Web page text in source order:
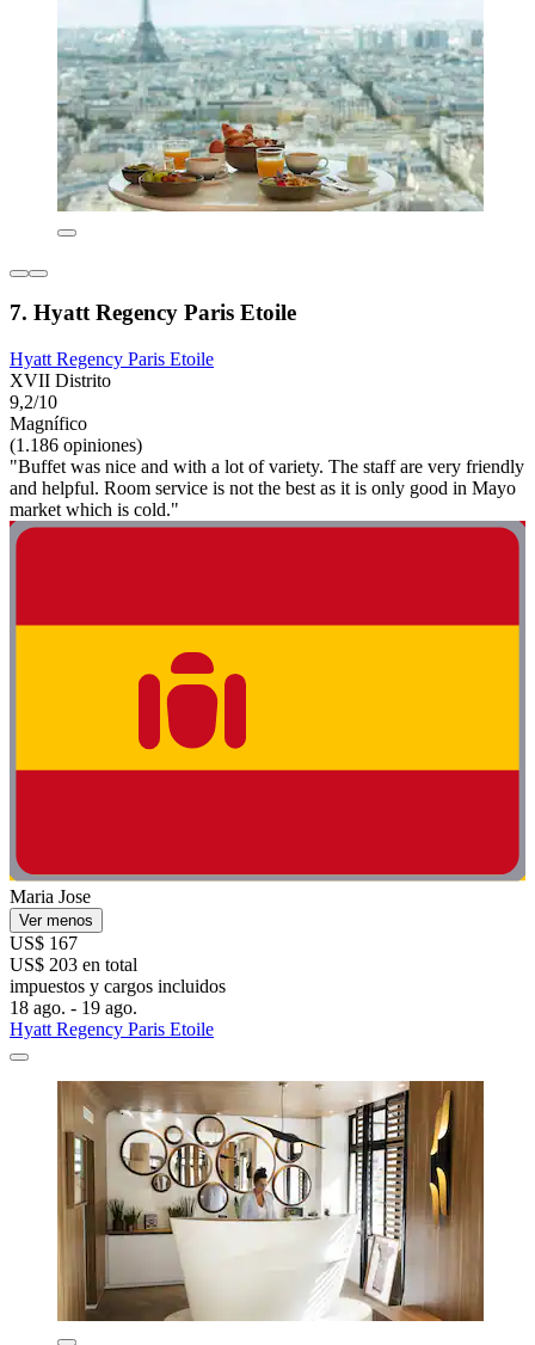
7. Hyatt Regency Paris Etoile
Hyatt Regency Paris Etoile
XVII Distrito
9,2/10
Magnífico
(1.186 opiniones)
"Buffet was nice and with a lot of variety. The staff are very friendly
and helpful. Room service is not the best as it is only good in Mayo
market which is cold."
Maria Jose
Ver menos
US$ 167
US$ 203 en total
impuestos y cargos incluidos
18 ago. - 19 ago.
Hyatt Regency Paris Etoile